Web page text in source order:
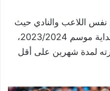
اللاعب والنادي حيث
تفاقمت إصابة دي بروين مع بداية موسم 2023/2024،
لمدة شهرين على أقل